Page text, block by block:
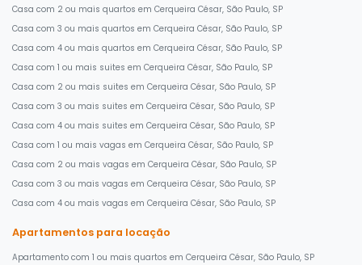
Casa com 2 ou mais quartos em Cerqueira César, São Paulo, SP
Casa com 3 ou mais quartos em Cerqueira César, São Paulo, SP
Casa com 4 ou mais quartos em Cerqueira César, São Paulo, SP
Casa com 1 ou mais suites em Cerqueira César, São Paulo, SP
Casa com 2 ou mais suites em Cerqueira César, São Paulo, SP
Casa com 3 ou mais suites em Cerqueira César, São Paulo, SP
Casa com 4 ou mais suites em Cerqueira César, São Paulo, SP
Casa com 1 ou mais vagas em Cerqueira César, São Paulo, SP
Casa com 2 ou mais vagas em Cerqueira César, São Paulo, SP
Casa com 3 ou mais vagas em Cerqueira César, São Paulo, SP
Casa com 4 ou mais vagas em Cerqueira César, São Paulo, SP
Apartamentos para locação
Apartamento com 1 ou mais quartos em Cerqueira César, São Paulo, SP